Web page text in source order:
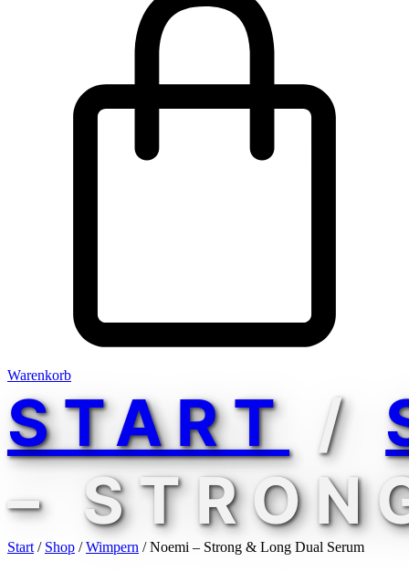
Warenkorb
START /
–
Start / Shop /Wimpern / Noemi – Strong & Long Dual Serum